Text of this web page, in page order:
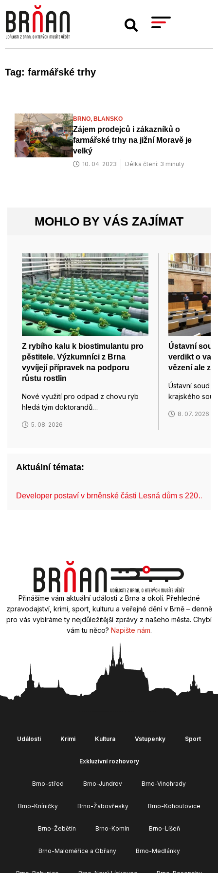
Tag: farmářské trhy
BRNO, BLANSKO
Zájem prodejců i zákazníků o
farmářské trhy na jižní Moravě je
velký
10. 04. 2023 Délka čtení: 3 minuty
MOHLO BY VÁS ZAJÍMAT
Z rybího kalu k biostimulantu pro
pěstitele. Výzkumníci z Brna
vyvíjejí přípravek na podporu
růstu rostlin
Nové využití pro odpad z chovu ryb
hledá tým doktorandů…
5. 08. 2026
Ústavní
verdikt o
vězení ale
Ústavní soud v
krajského
8. 07. 2026
Aktuální témata:
Developer postaví v brněnské části Lesná dům s 220…
Přinášíme vám aktuální události z Brna a okolí. Přehledné
zpravodajství, krimi, sport, kulturu a veřejné dění v Brně – denně
pro vás vybíráme ty nejdůležitější zprávy z našeho města. Chybí
vám tu něco? Napište nám.
Události Krimi Kultura Vstupenky Sport
Exkluzivní rozhovory
Brno-střed Brno-Jundrov Brno-Vinohrady
Brno-Kníničky Brno-Žabovřesky Brno-Kohoutovice
Brno-Žebětín Brno-Komín Brno-Líšeň
Brno-Maloměřice a Obřany Brno-Medlánky